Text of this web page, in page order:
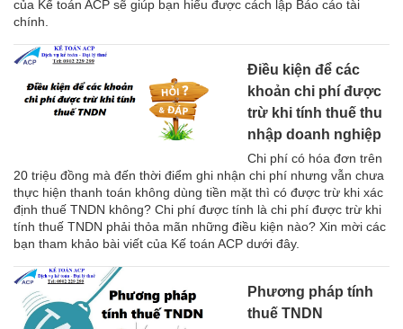
của Kế toán ACP sẽ giúp bạn hiểu được cách lập Báo cáo tài
chính.
Điều kiện để các
khoản chi phí được
trừ khi tính thuế thu
nhập doanh nghiệp
Chi phí có hóa đơn trên
20 triệu đồng mà đến thời điểm ghi nhận chi phí nhưng vẫn chưa
thực hiện thanh toán không dùng tiền mặt thì có được trừ khi xác
định thuế TNDN không? Chi phí được tính là chi phí được trừ khi
tính thuế TNDN phải thỏa mãn những điều kiện nào? Xin mời các
bạn tham khảo bài viết của Kế toán ACP dưới đây.
Phương pháp tính
thuế TNDN